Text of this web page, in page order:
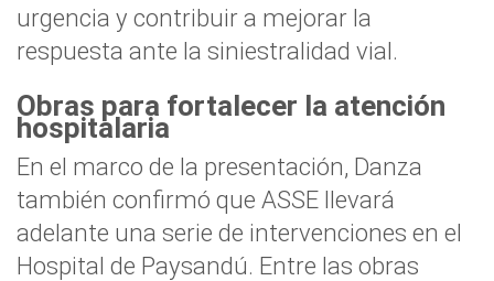
urgencia y contribuir a mejorar la
respuesta ante la siniestralidad vial.
Obras para fortalecer la atención
hospitalaria
En el marco de la presentación, Danza
también confirmó que ASSE llevará
adelante una serie de intervenciones en el
Hospital de Paysandú. Entre las obras